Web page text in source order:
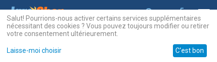
Salut! Pourrions-nous activer certains services supplémentaires
nécessitant des cookies ? Vous pouvez toujours modifier ou retirer
votre consentement ultérieurement.
Laisse-moi choisir C'est bon